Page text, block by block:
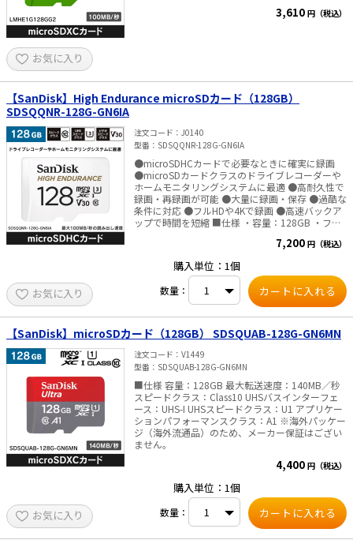
3,610 円（税込）
お気に入り
【SanDisk】High Endurance microSDカード（128GB）
SDSQQNR-128G-GN6IA
注文コード
J0140
型番
SDSQQNR-128G-GN6IA
●microSDHCカードで必要なときに確実に録画
●microSDカードクラスのドライブレコーダーや
ホームモニタリングシステムに最適 ●高耐久性で
録画・再録画が可能 ●大量に録画・保存 ●過酷な
条件に対応 ●フルHDや4Kで録画 ●高速バックア
ップで時間を短縮 ■仕様 ・容量：128GB ・フォ
読み出しパフォーマンス：Up to 100MB／s ・シ
40MB／s ・サイズ：L1.02×W14.99×H10.92mm
・重量：4.54g ・動作時の温度範囲：-10～85℃
・認証：CE、FCC、C-Tick／RCM、UKCA、EAC、
ICES ・ビデオスピードクラス：30（V30） ・UHS
スピードクラス：3（U3） ・スピードクラス：
Class10 ※海外パッケージ（海外流通品）のた
め、メーカー保証はございません。
7,200 円（税込）
お気に入り
購入単位：1個
数量：
【SanDisk】microSDカード（128GB） SDSQUAB-128G-GN6MN
注文コード
V1449
型番
SDSQUAB-128G-GN6MN
■仕様 容量：128GB 最大転送速度：140MB／秒
スピードクラス：Class10 UHSバスインターフェ
ース：UHS-I UHSスピードクラス：U1 アプリケー
ションパフォーマンスクラス：A1 ※海外パッケー
ジ（海外流通品）のため、メーカー保証はござい
ません。
4,400 円（税込）
お気に入り
購入単位：1個
数量：